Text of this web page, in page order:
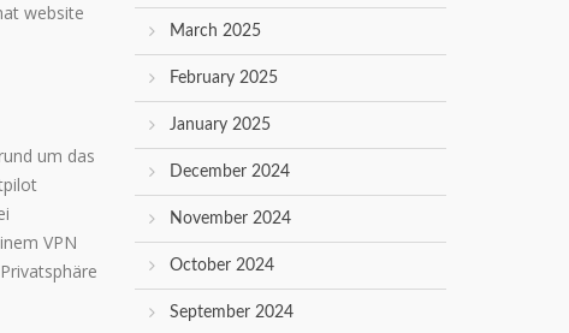
website
um das
VPN
March 2025
February 2025
January 2025
December 2024
November 2024
October 2024
September 2024